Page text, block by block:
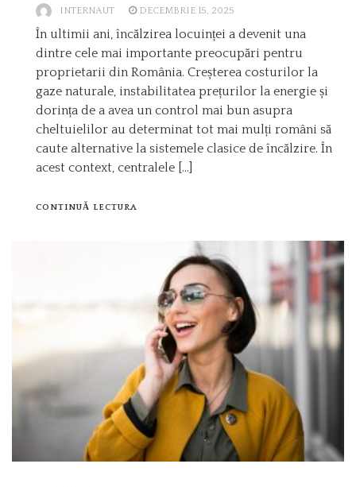
INTERNAUT DECEMBRIE 15, 2025
În ultimii ani, încălzirea locuinței a devenit una
dintre cele mai importante preocupări pentru
proprietarii din România. Creșterea costurilor la
gaze naturale, instabilitatea prețurilor la energie și
dorința de a avea un control mai bun asupra
cheltuielilor au determinat tot mai mulți români să
caute alternative la sistemele clasice de încălzire. În
acest context, centralele […]
CONTINUĂ LECTURA